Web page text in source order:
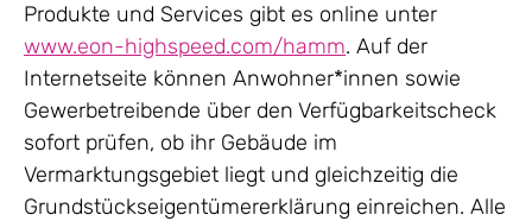
Produkte und Services gibt es online unter
www.eon-highspeed.com/hamm. Auf der
Internetseite können Anwohner*innen sowie
Gewerbetreibende über den Verfügbarkeitscheck
sofort prüfen, ob ihr Gebäude im
Vermarktungsgebiet liegt und gleichzeitig die
Grundstückseigentümererklärung einreichen. Alle